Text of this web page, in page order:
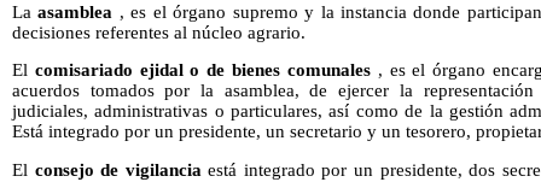
Laasamblea , es el órgano supremo y la instancia donde
decisiones referentes al núcleo agrario.
El comisariado ejidal o de bienes comunales, es el órgano
acuerdos tomados por la asamblea, de ejercer la
judiciales, administrativas o particulares, así como de la gestión
Está integrado por un presidente, un secretario y un tesorero,
El consejo de vigilancia está integrado por un presidente, dos